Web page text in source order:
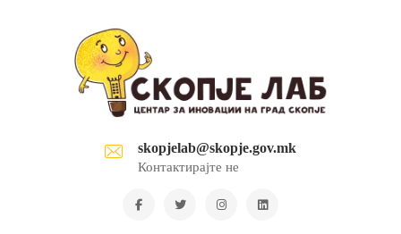
skopjelab@skopje.gov.mk
Контактирајте не